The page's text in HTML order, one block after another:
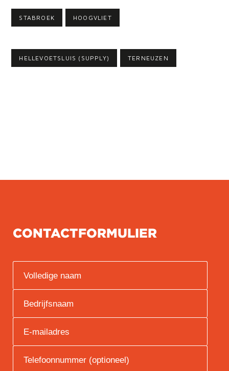
STABROEK HOOGVLIET
HELLEVOETSLUIS (SUPPLY) TERNEUZEN
CONTACTFORMULIER